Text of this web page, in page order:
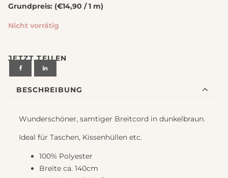
Grundpreis: (€14,90 / 1 m)
Nicht vorrätig
JETZT TEILEN
BESCHREIBUNG
Wunderschöner, samtiger Breitcord in dunkelbraun.
Ideal für Taschen, Kissenhüllen etc.
100% Polyester
Breite ca. 140cm